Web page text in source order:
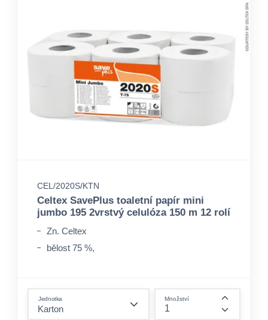
CEL/2020S/KTN
Celtex SavePlus toaletní papír mini
jumbo 195 2vrstvý celulóza 150 m 12 rolí
Zn. Celtex
bělost 75 %,
Jednotka Množství